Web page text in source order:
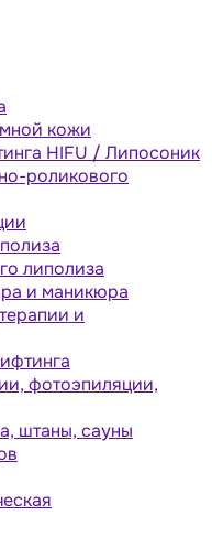
кожи
HIFU / Липосоник
роликового
липолиза
и маникюра
и
фотоэпиляции,
штаны, сауны